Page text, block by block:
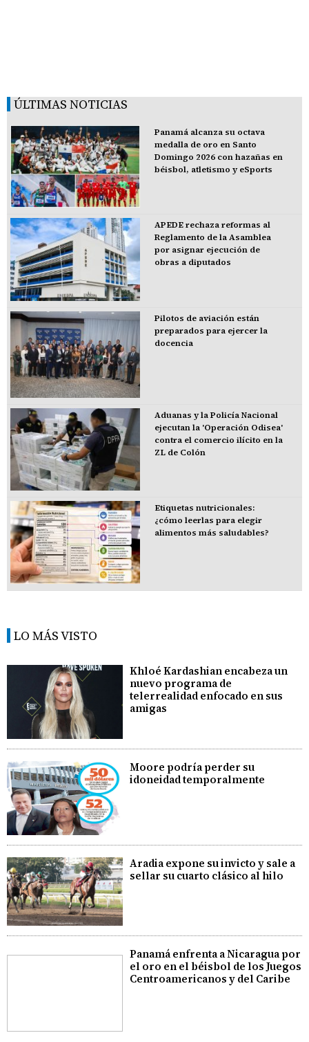
ÚLTIMAS NOTICIAS
Panamá alcanza su octava
medalla de oro en Santo
Domingo 2026 con hazañas en
béisbol, atletismo y eSports
APEDE rechaza reformas al
Reglamento de la Asamblea
por asignar ejecución de
obras a diputados
Pilotos de aviación están
preparados para ejercer la
docencia
Aduanas y la Policía Nacional
ejecutan la 'Operación Odisea'
contra el comercio ilícito en la
ZL de Colón
Etiquetas nutricionales:
¿cómo leerlas para elegir
alimentos más saludables?
LO MÁS VISTO
Khloé Kardashian encabeza un
nuevo programa de
telerrealidad enfocado en sus
amigas
Moore podría perder su
idoneidad temporalmente
Aradia expone su invicto y sale a
sellar su cuarto clásico al hilo
Panamá enfrenta a Nicaragua por
el oro en el béisbol de los Juegos
Centroamericanos y del Caribe